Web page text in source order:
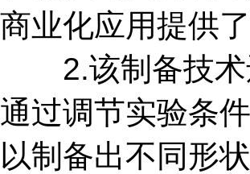
商业化应用提供了
2.该制备技术
通过调节实验条
以制备出不同形